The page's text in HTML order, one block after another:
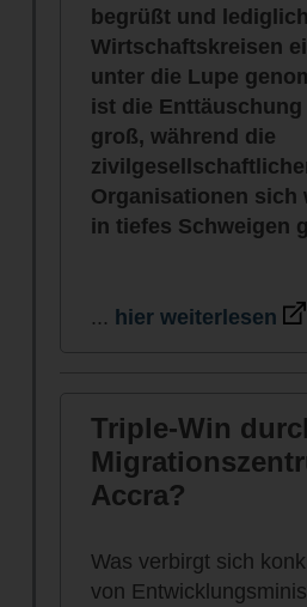
begrüßt und
Wirtschaftskreisen
unter die Lupe
ist die
groß, während die
Organisationen sich
in tiefes Schweigen
... hier weiterlesen
Triple-Win
Accra?
Was verbirgt sich
von